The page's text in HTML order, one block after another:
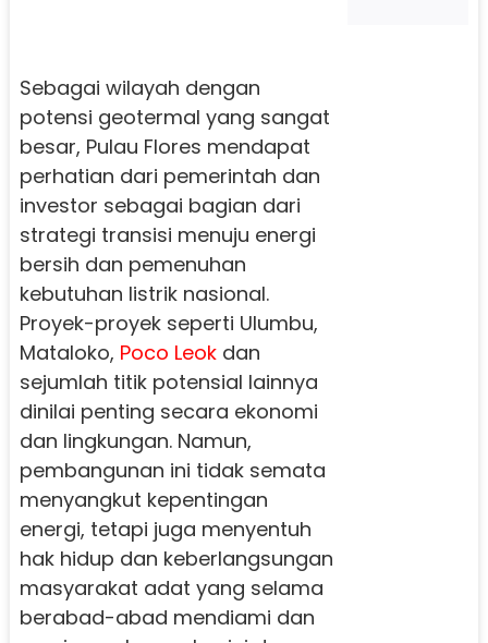
Sebagai wilayah dengan
potensi geotermal yang sangat
besar, Pulau Flores mendapat
perhatian dari pemerintah dan
investor sebagai bagian dari
strategi transisi menuju energi
bersih dan pemenuhan
kebutuhan listrik nasional.
Proyek-proyek seperti Ulumbu,
Mataloko, Poco Leokdan
sejumlah titik potensial lainnya
dinilai penting secara ekonomi
dan lingkungan. Namun,
pembangunan ini tidak semata
menyangkut kepentingan
energi, tetapi juga menyentuh
hak hidup dan keberlangsungan
masyarakat adat yang selama
berabad-abad mendiami dan